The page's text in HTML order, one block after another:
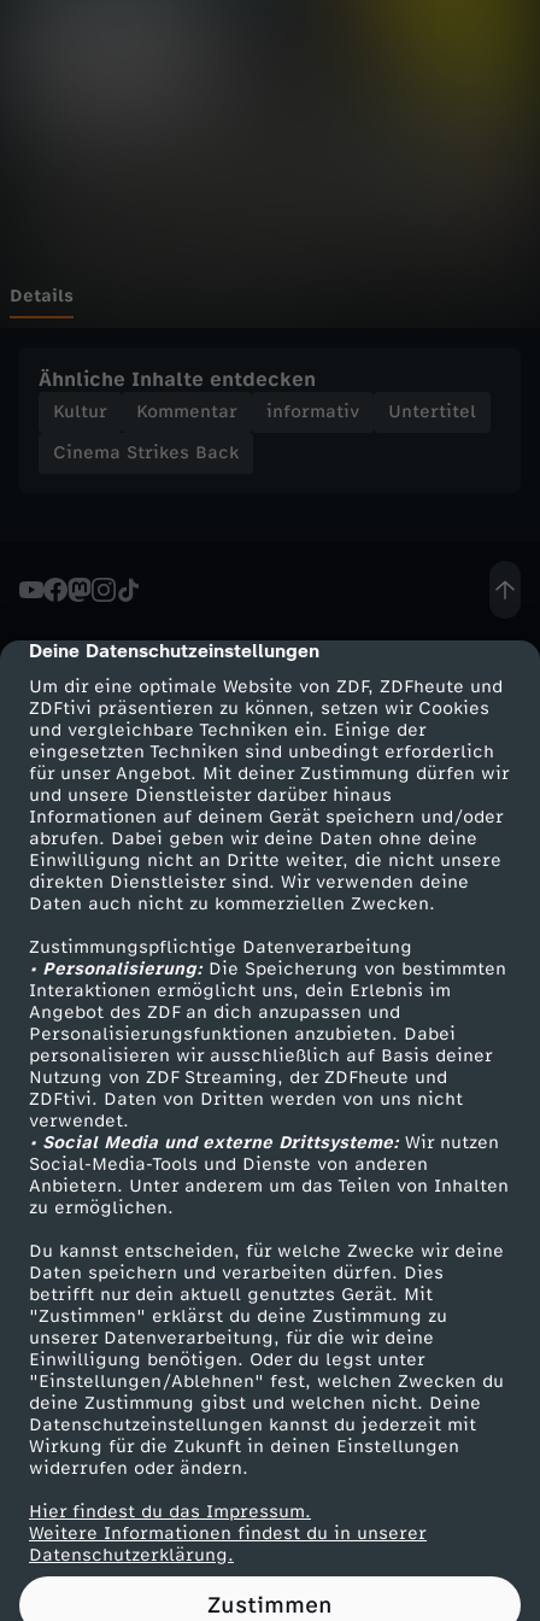
cmp-dialog-description
Deine Datenschutzeinstellungen
Um dir eine optimale Website von ZDF, ZDFheute und
ZDFtivi präsentieren zu können, setzen wir Cookies
und vergleichbare Techniken ein. Einige der
eingesetzten Techniken sind unbedingt erforderlich
für unser Angebot. Mit deiner Zustimmung dürfen wir
und unsere Dienstleister darüber hinaus
Informationen auf deinem Gerät speichern und/oder
abrufen. Dabei geben wir deine Daten ohne deine
Einwilligung nicht an Dritte weiter, die nicht unsere
direkten Dienstleister sind. Wir verwenden deine
Daten auch nicht zu kommerziellen Zwecken.
Zustimmungspflichtige Datenverarbeitung
• Personalisierung:Die Speicherung von bestimmten
Interaktionen ermöglicht uns, dein Erlebnis im
Angebot des ZDF an dich anzupassen und
Personalisierungsfunktionen anzubieten. Dabei
personalisieren wir ausschließlich auf Basis deiner
Nutzung von ZDF Streaming, der ZDFheute und
ZDFtivi. Daten von Dritten werden von uns nicht
verwendet.
• Social Media und externe Drittsysteme:Wir nutzen
Social-Media-Tools und Dienste von anderen
Anbietern. Unter anderem um das Teilen von Inhalten
zu ermöglichen.
Du kannst entscheiden, für welche Zwecke wir deine
Daten speichern und verarbeiten dürfen. Dies
betrifft nur dein aktuell genutztes Gerät. Mit
"Zustimmen" erklärst du deine Zustimmung zu
unserer Datenverarbeitung, für die wir deine
Einwilligung benötigen. Oder du legst unter
"Einstellungen/Ablehnen" fest, welchen Zwecken du
deine Zustimmung gibst und welchen nicht. Deine
Datenschutzeinstellungen kannst du jederzeit mit
Wirkung für die Zukunft in deinen Einstellungen
widerrufen oder ändern.
Hier findest du das Impressum.
Weitere Informationen findest du in unserer
Datenschutzerklärung.
Zustimmen
s
B
a
-
D
a
r
u
m
h
a
t
d
e
r
S
o
u
n
d
t
Details
Ähnliche Inhalte entdecken
Kultur Kommentar informativ
Untertitel
Cinema Strikes Back
Mehr ZDF
ZDF-Apps
Smart TV
ZDFtext
Livestreams
Sendungen A-Z
TV-Programm
Service
ZDFmitreden
Kontakt zum ZDF
Tickets
Zuschauerservice
Hilfe
ZDF Unternehmen
Karriere
ZDF goes Schule
Werbefernsehen
Mainzelmännchen
Partner